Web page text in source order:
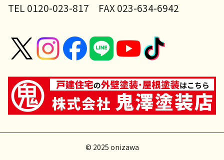
TEL 0120-023-817 FAX 023-634-6942
© 2025 onizawa